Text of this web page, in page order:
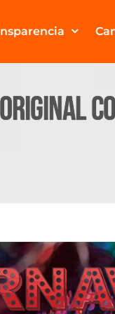
original